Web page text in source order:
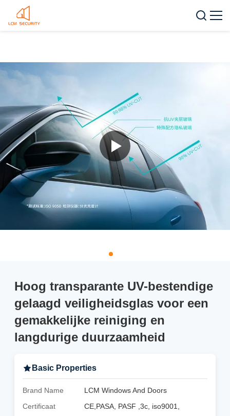
Hoog transparante UV-bestendige
gelaagd veiligheidsglas voor een
gemakkelijke reiniging en
langdurige duurzaamheid
Basic Properties
Brand Name
LCM Windows And Doors
Certificaat
CE,PASA, PASF ,3c, iso9001,